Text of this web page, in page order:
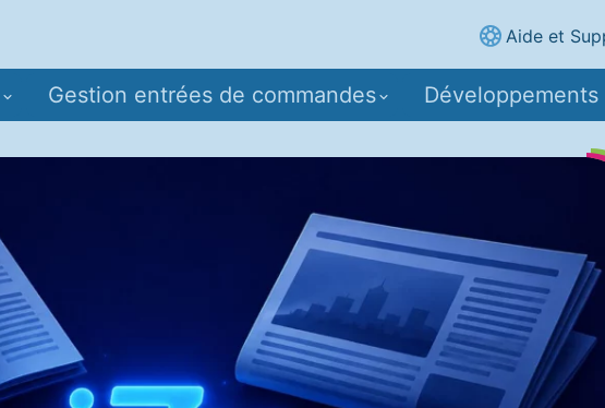
Aide et
Gestion entrées de commandes Développements